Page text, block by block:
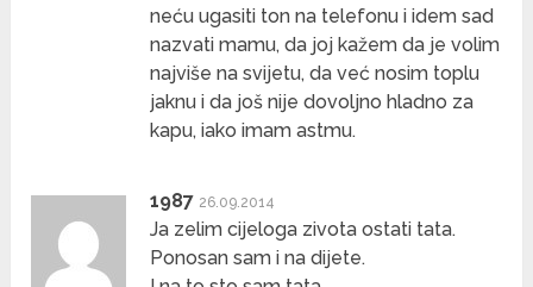
neću ugasiti ton na telefonu i idem sad
nazvati mamu, da joj kažem da je volim
najviše na svijetu, da već nosim toplu
jaknu i da još nije dovoljno hladno za
kapu, iako imam astmu.
1987 26.09.2014
Ja zelim cijeloga zivota ostati tata.
Ponosan sam i na dijete.